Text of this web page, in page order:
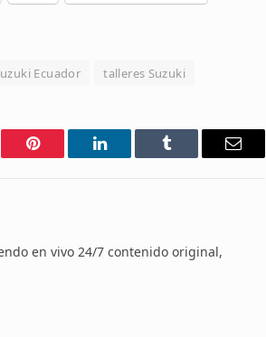
Ecuador talleres Suzuki
Pinterest LinkedIn Tumblr Email
en vivo 24/7 contenido original,